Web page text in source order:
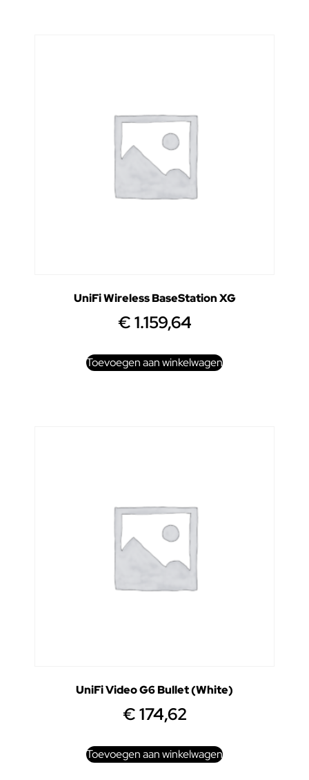
UniFi Wireless BaseStation XG
€1.159,64
Toevoegen aan winkelwagen
UniFi Video G6 Bullet (White)
€174,62
Toevoegen aan winkelwagen